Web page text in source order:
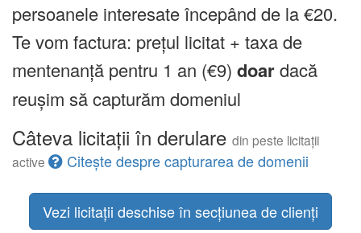
persoanele interesate începând de la €20.
Te vom factura: prețul licitat + taxa de
mentenanță pentru 1 an (€9) doardacă
reușim să capturăm domeniul
Câteva licitații în derulare din peste licitații
active
Citește despre capturarea de domenii
Vezi licitații deschise în secțiunea de clienți